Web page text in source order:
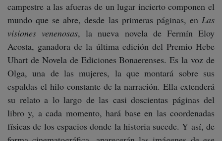
campestre a las afueras de un lugar incierto componen el
mundo que se abre, desde las primeras páginas, en Las
visiones venenosas, la nueva novela de Fermín Eloy
Acosta, ganadora de la última edición del Premio Hebe
Uhart de Novela de Ediciones Bonaerenses. Es la voz de
Olga, una de las mujeres, la que montará sobre sus
espaldas el hilo constante de la narración. Ella extenderá
su relato a lo largo de las casi doscientas páginas del
libro y, a cada momento, hará base en las coordenadas
físicas de los espacios donde la historia sucede. Y así, de